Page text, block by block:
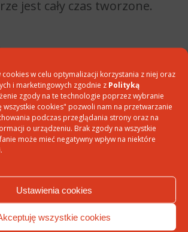
cookies w celu optymalizacji korzystania z niej oraz
i marketingowych zgodnie z Polityką
zgody na te technologie poprzez wybranie
wszystkie cookies" pozwoli nam na przetwarzanie
podczas przeglądania strony oraz na
o urządzeniu. Brak zgody na wszystkie
może mieć negatywny wpływ na niektóre
wszystkie cookies
Ustawienia cookies
jest cały czas tworzone.
Z LINKIEMDO ARTYKUŁU
zostanie opublikowany.Wymagane pola są